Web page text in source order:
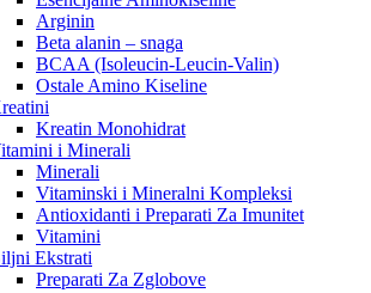
Arginin
Beta alanin – snaga
BCAA (Isoleucin-Leucin-Valin)
Ostale Amino Kiseline
Kreatin Monohidrat
i Minerali
Minerali
Vitaminski i Mineralni Kompleksi
Antioxidanti i Preparati Za Imunitet
Vitamini
Ekstrati
Preparati Za Zglobove